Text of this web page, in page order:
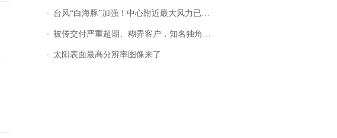
台风“白海豚”加强！中心附近最大风力已达15级 最新研判
被传交付严重超期、糊弄客户，知名独角兽车企创始人回应：都没证据，将依法采取措施，“本人长期与美国交管局保持沟通，对方表示肯定”
太阳表面最高分辨率图像来了